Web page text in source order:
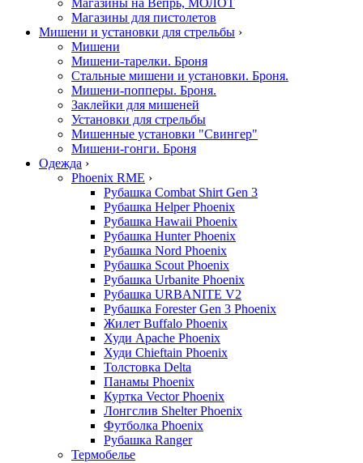
Магазины на Вепрь, МОЛОТ
Магазины для пистолетов
Мишени и установки для стрельбы ›
Мишени
Мишени-тарелки. Броня
Стальные мишени и установки. Броня.
Мишени-попперы. Броня.
Заклейки для мишеней
Установки для стрельбы
Мишенные установки "Свингер"
Мишени-гонги. Броня
Одежда ›
Phoenix RME ›
Рубашка Combat Shirt Gen 3
Рубашка Helper Phoenix
Рубашка Hawaii Phoenix
Рубашка Hunter Phoenix
Рубашка Nord Phoenix
Рубашка Scout Phoenix
Рубашка Urbanite Phoenix
Рубашка URBANITE V2
Рубашка Forester Gen 3 Phoenix
Жилет Buffalo Phoenix
Худи Apache Phoenix
Худи Chieftain Phoenix
Толстовка Delta
Панамы Phoenix
Куртка Vector Phoenix
Лонгслив Shelter Phoenix
Футболка Phoenix
Рубашка Ranger
Термобелье